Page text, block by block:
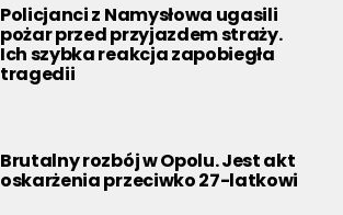
Policjanci z Namysłowa ugasili
pożar przed przyjazdem straży.
Ich szybka reakcja zapobiegła
tragedii
Brutalny rozbój w Opolu. Jest akt
oskarżenia przeciwko 27-latkowi